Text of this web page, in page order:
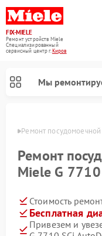
FIX-MIELE
Ремонт устройств Miele
Специализированный
cервисный центр г.Киров
Мы
Ремонт
Ремонт
Miele G
Стоимость
Бесплатная
Привезем и